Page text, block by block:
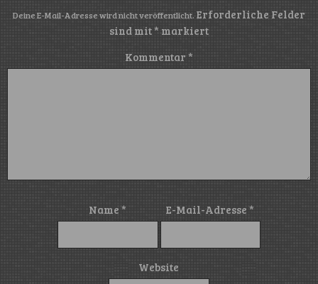
Deine E-Mail-Adresse wird nicht veröffentlicht. Erforderliche Felder
sind mit* markiert
Kommentar *
Name* E-Mail-Adresse*
Website